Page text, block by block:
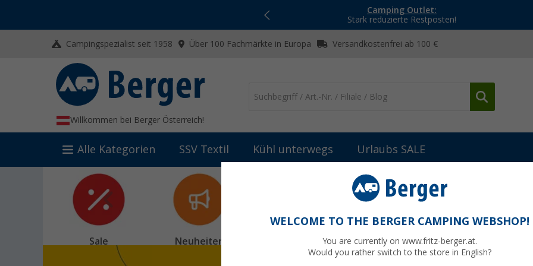
Camping Outlet:
Stark reduzierte Restposten!
Campingspezialist seit 1958 Über 100 Fachmärkte in Europa Versandkostenfrei ab 100 €
Willkommen bei Berger Österreich!
Alle Kategorien SSV Textil Kühl unterwegs Urlaubs SALE
Sale Neuheiten Vorzelte
WELCOME TO THE BERGER CAMPING WEBSHOP!
You are currently on www.fritz-berger.at.
Would you rather switch to the store in English?